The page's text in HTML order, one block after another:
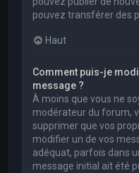
pouvez transférer des
Haut
Comment puis-je
message ?
À moins que vous ne
modérateur du forum,
supprimer que vos
modifier un de vos
adéquat, parfois dans
message initial ait été